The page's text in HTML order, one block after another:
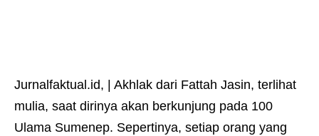
Jurnalfaktual.id, | Akhlak dari Fattah Jasin, terlihat
mulia, saat dirinya akan berkunjung pada 100
Ulama Sumenep. Sepertinya, setiap orang yang